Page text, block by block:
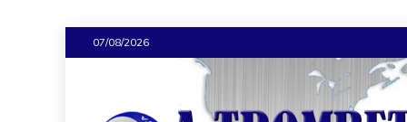
to
07/08/2026